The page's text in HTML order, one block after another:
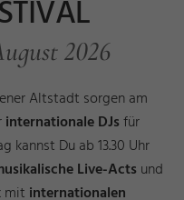
2026
Altstadt sorgen am
internationale DJsfür
kannst Du ab 13.30 Uhr
Live-Acts und
mit internationalen